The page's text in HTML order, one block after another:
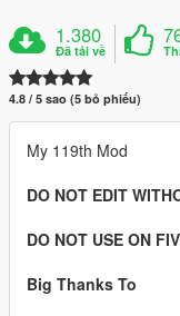
1.380
Đã tải về
4.8 / 5 sao (5 bỏ phiếu)
My 119th Mod
DO NOT EDIT
DO NOT USE ON
Big Thanks To